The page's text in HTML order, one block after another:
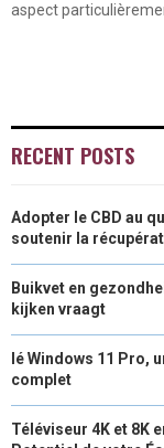
aspect
RECENT POSTS
Adopter le CBD au
soutenir la
Buikvet en
kijken vraagt
lé Windows 11 Pro,
complet
Téléviseur 4K et 8K